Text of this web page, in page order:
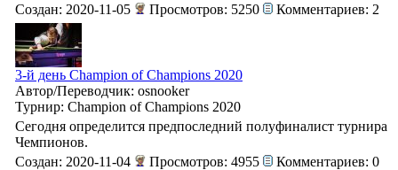
Создан: 2020-11-05
Просмотров: 5250 Комментариев: 2
3-й день Champion of Champions 2020
Автор/Переводчик: osnooker
Турнир: Champion of Champions 2020
Сегодня определится предпоследний полуфиналист турнира
Чемпионов.
Создан: 2020-11-04
Просмотров: 4955 Комментариев: 0